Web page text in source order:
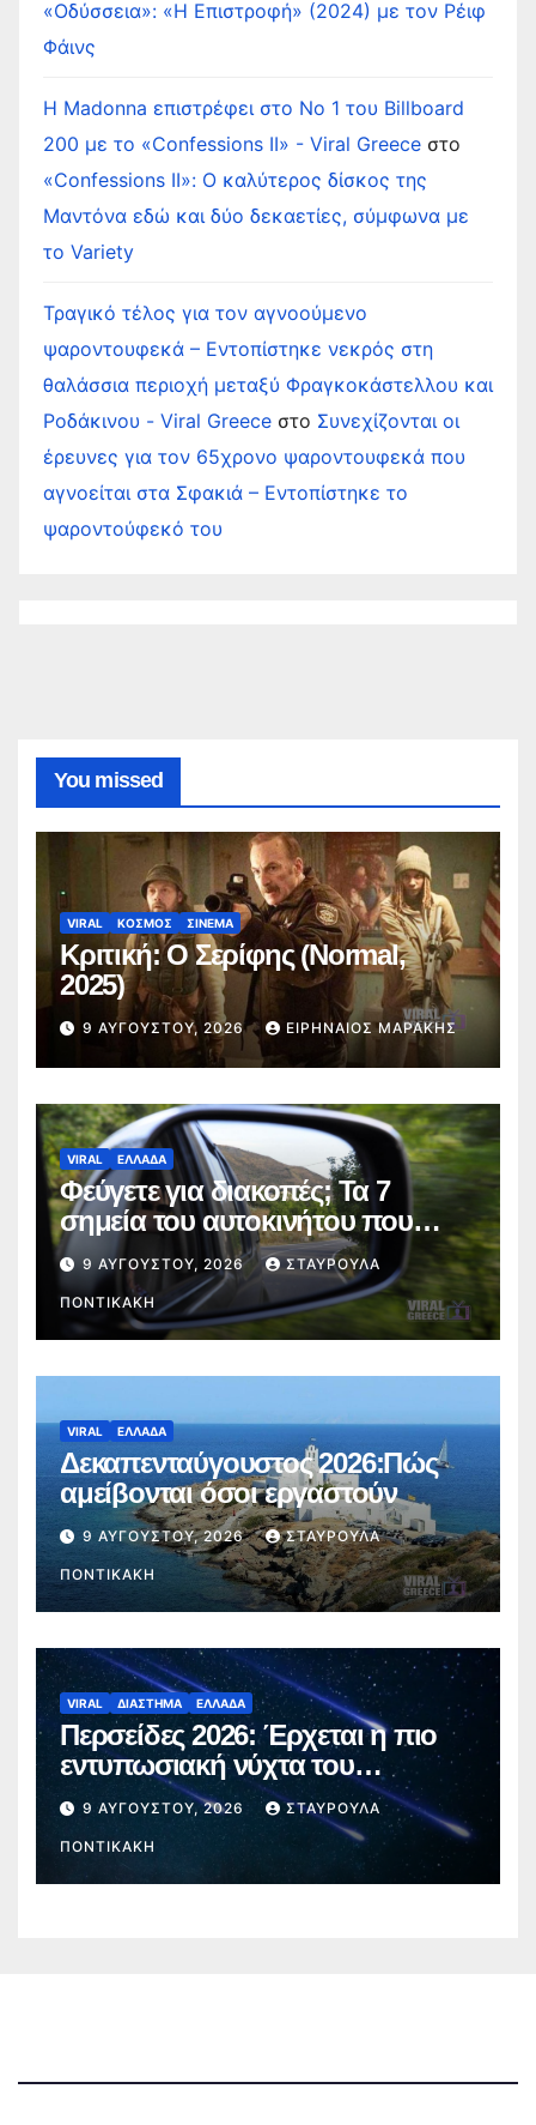
«Οδύσσεια»: «Η Επιστροφή» (2024) με τον Ρέιφ
Φάινς
Η Madonna επιστρέφει στο Νο 1 του Billboard
200 με το «Confessions II» - Viral Greece στο
«Confessions II»: Ο καλύτερος δίσκος της
Μαντόνα εδώ και δύο δεκαετίες, σύμφωνα με
το Variety
Τραγικό τέλος για τον αγνοούμενο
ψαροντουφεκά – Εντοπίστηκε νεκρός στη
θαλάσσια περιοχή μεταξύ Φραγκοκάστελλου και
Ροδάκινου - Viral Greece στο Συνεχίζονται οι
έρευνες για τον 65χρονο ψαροντουφεκά που
αγνοείται στα Σφακιά – Εντοπίστηκε το
ψαροντούφεκό του
You missed
VIRAL ΚΟΣΜΟΣ ΣΙΝΕΜΑ
Κριτική: Ο Σερίφης (Normal,
2025)
9 ΑΥΓΟΎΣΤΟΥ, 2026 ΕΙΡΗΝΑΊΟΣ ΜΑΡΆΚΗΣ
VIRAL ΕΛΛΑΔΑ
Φεύγετε για διακοπές; Τα 7
σημεία του αυτοκινήτου που
πρέπει να ελέγξετε πριν από το
ταξίδι
9 ΑΥΓΟΎΣΤΟΥ, 2026 ΣΤΑΥΡΟΎΛΑ
ΠΟΝΤΙΚΆΚΗ
VIRAL ΕΛΛΑΔΑ
Δεκαπενταύγουστος 2026:Πώς
αμείβονται όσοι εργαστούν
9 ΑΥΓΟΎΣΤΟΥ, 2026 ΣΤΑΥΡΟΎΛΑ
ΠΟΝΤΙΚΆΚΗ
VIRAL ΔΙΑΣΤΗΜΑ ΕΛΛΑΔΑ
Περσείδες 2026: Έρχεται η πιο
εντυπωσιακή νύχτα του
καλοκαιριού – Πότε θα δούμε τα
«πεφταστέρια»
9 ΑΥΓΟΎΣΤΟΥ, 2026 ΣΤΑΥΡΟΎΛΑ
ΠΟΝΤΙΚΆΚΗ